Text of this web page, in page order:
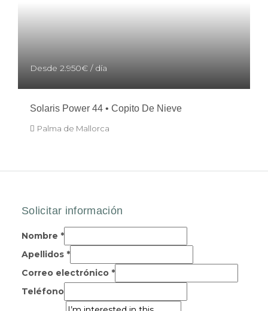
Desde 2.950€ / día
Solaris Power 44 • Copito De Nieve
Palma de Mallorca
Nombre *
Apellidos *
Correo electrónico *
Teléfono